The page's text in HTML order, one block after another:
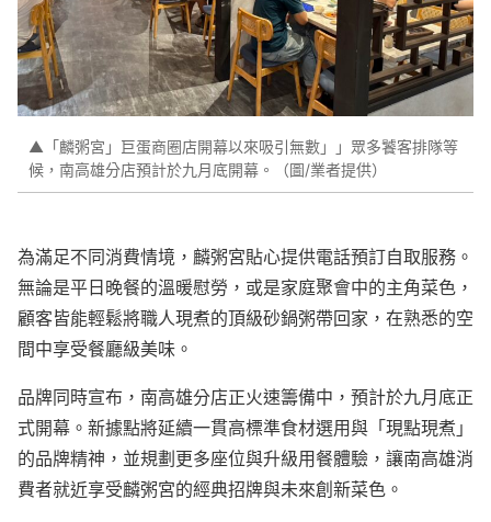
▲「麟粥宮」巨蛋商圈店開幕以來吸引無數」」眾多饕客排隊等
候，南高雄分店預計於九月底開幕。（圖/業者提供）
為滿足不同消費情境，麟粥宮貼心提供電話預訂自取服務。
無論是平日晚餐的溫暖慰勞，或是家庭聚會中的主角菜色，
顧客皆能輕鬆將職人現煮的頂級砂鍋粥帶回家，在熟悉的空
間中享受餐廳級美味。
品牌同時宣布，南高雄分店正火速籌備中，預計於九月底正
式開幕。新據點將延續一貫高標準食材選用與「現點現煮」
的品牌精神，並規劃更多座位與升級用餐體驗，讓南高雄消
費者就近享受麟粥宮的經典招牌與未來創新菜色。